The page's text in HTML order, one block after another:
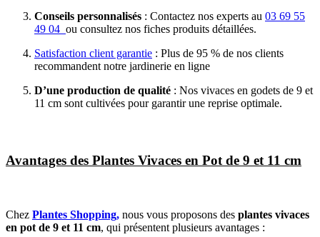
Conseils personnalisés : Contactez nos experts au 03 69 55
49 04 ou consultez nos fiches produits détaillées.
Satisfaction client garantie : Plus de 95 % de nos clients
recommandent notre jardinerie en ligne
D’une production de qualité : Nos vivaces en godets de 9 et
11 cm sont cultivées pour garantir une reprise optimale.
Avantages des Plantes Vivaces en Pot de 9 et 11 cm
Chez Plantes Shopping, nous vous proposons des plantes vivaces
en pot de 9 et 11 cm, qui présentent plusieurs avantages :